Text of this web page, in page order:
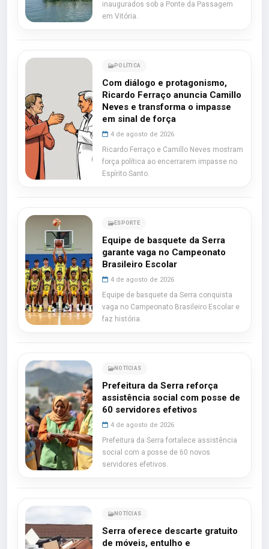
inaugurados sob a Ponte da Passagem
em Vitória.
POLÍTICA
Com diálogo e protagonismo,
Ricardo Ferraço anuncia Camillo
Neves e transforma o impasse
em sinal de força
4 de agosto de 2026
Ricardo Ferraço e Camillo Neves mostram
força política ao encerrarem impasse no
Espírito Santo.
ESPORTE
Equipe de basquete da Serra
garante vaga no Campeonato
Brasileiro Escolar
4 de agosto de 2026
Equipe de basquete da Serra conquista
vaga no Campeonato Brasileiro Escolar e
faz história.
NOTÍCIAS
Prefeitura da Serra reforça
assistência social com posse de
60 servidores efetivos
4 de agosto de 2026
Prefeitura da Serra fortalece assistência
social com a posse de 60 novos
servidores efetivos.
NOTÍCIAS
Serra oferece descarte gratuito
de móveis, entulho e